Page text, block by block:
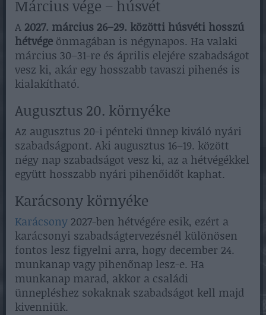
Március vége – húsvét
A 2027. március 26–29. közötti húsvéti hosszú
hétvége önmagában is négynapos. Ha valaki
március 30–31-re és április elejére szabadságot
vesz ki, akár egy hosszabb tavaszi pihenés is
kialakítható.
Augusztus 20. környéke
Az augusztus 20-i pénteki ünnep kiváló nyári
szabadságpont. Aki augusztus 16–19. között
négy nap szabadságot vesz ki, az a hétvégékkel
együtt hosszabb nyári pihenőidőt kaphat.
Karácsony környéke
Karácsony 2027-ben hétvégére esik, ezért a
karácsonyi szabadságtervezésnél különösen
fontos lesz figyelni arra, hogy december 24.
munkanap vagy pihenőnap lesz-e. Ha
munkanap marad, akkor a családi
ünnepléshez sokaknak szabadságot kell majd
kivenniük.